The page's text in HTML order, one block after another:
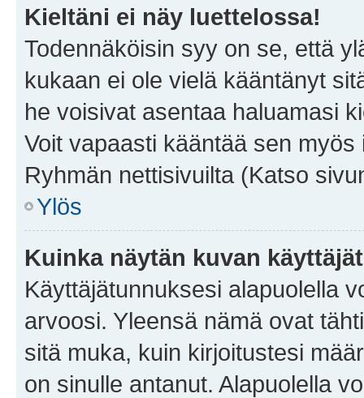
Kieltäni ei näy luettelossa!
Todennäköisin syy on se, että
kukaan ei ole vielä kääntänyt
he voisivat asentaa haluamasi
Voit vapaasti kääntää sen
Ryhmän nettisivuilta (Katso
Ylös
Kuinka näytän kuvan
Käyttäjätunnuksesi alapuolella
arvoosi. Yleensä nämä ovat
sitä muka, kuin kirjoitustesi
on sinulle antanut. Alapuolella